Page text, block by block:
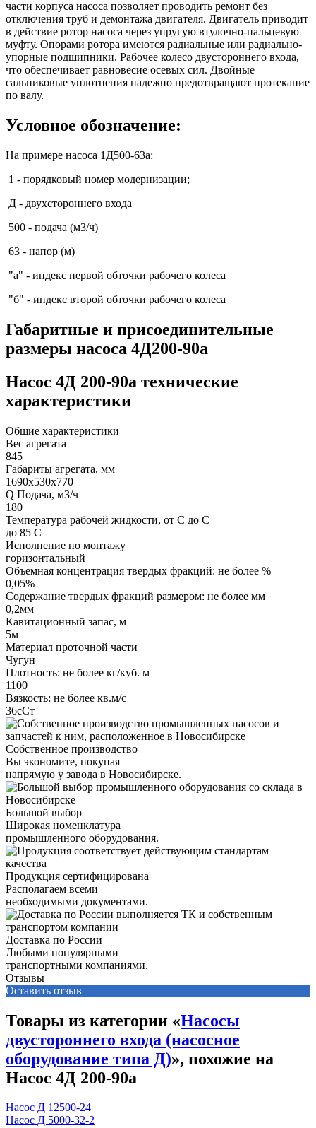
части корпуса насоса позволяет проводить ремонт без
отключения труб и демонтажа двигателя. Двигатель приводит
в действие ротор насоса через упругую втулочно-пальцевую
муфту. Опорами ротора имеются радиальные или радиально-
упорные подшипники. Рабочее колесо двустороннего входа,
что обеспечивает равновесие осевых сил. Двойные
сальниковые уплотнения надежно предотвращают протекание
по валу.
Условное обозначение:
На примере насоса 1Д500-63а:
1 - порядковый номер модернизации;
Д - двухстороннего входа
500 - подача (м3/ч)
63 - напор (м)
"а" - индекс первой обточки рабочего колеса
"б" - индекс второй обточки рабочего колеса
Габаритные и присоединительные
размеры насоса 4Д200-90а
Насос 4Д 200-90а технические
характеристики
Общие характеристики
Вес агрегата
845
Габариты агрегата, мм
1690х530х770
Q Подача, м3/ч
180
Температура рабочей жидкости, от С до С
до 85 С
Исполнение по монтажу
горизонтальный
Объемная концентрация твердых фракций: не более %
0,05%
Содержание твердых фракций размером: не более мм
0,2мм
Кавитационный запас, м
5м
Материал проточной части
Чугун
Плотность: не более кг/куб. м
1100
Вязкость: не более кв.м/с
36сСт
Собственное производство
Вы экономите, покупая
напрямую у завода в Новосибирске.
Большой выбор
Широкая номенклатура
промышленного оборудования.
Продукция сертифицирована
Располагаем всеми
необходимыми документами.
Доставка по России
Любыми популярными
транспортными компаниями.
Отзывы
Оставить отзыв
Товары из категории «Насосы
двустороннего входа (насосное
оборудование типа Д)», похожие на
Насос 4Д 200-90а
Насос Д 12500-24
Насос Д 5000-32-2